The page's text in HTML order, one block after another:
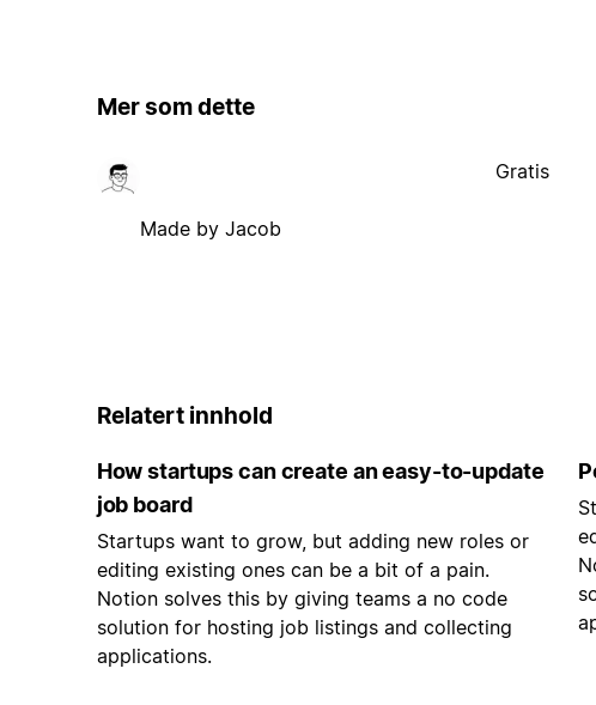
Mer som dette
Made by Jacob
Gratis
Relatert innhold
How startups can create an easy-to-update
job board
Startups want to grow, but adding new roles or
editing existing ones can be a bit of a pain.
Notion solves this by giving teams a no code
solution for hosting job listings and collecting
applications.